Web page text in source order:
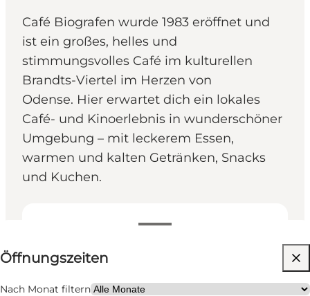
Café Biografen wurde 1983 eröffnet und
ist ein großes, helles und
stimmungsvolles Café im kulturellen
Brandts-Viertel im Herzen von
Odense. Hier erwartet dich ein lokales
Café- und Kinoerlebnis in wunderschöner
Umgebung – mit leckerem Essen,
warmen und kalten Getränken, Snacks
und Kuchen.
Öffnungszeiten anzeigen
Öffnungszeiten
Nach Monat filtern
Website besuchen
Mir selbst, Mein Partner, Freunde